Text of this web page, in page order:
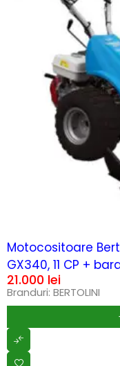
Motocositoare
GX340, 11 CP +
21.000 lei
Branduri: BERTOLINI